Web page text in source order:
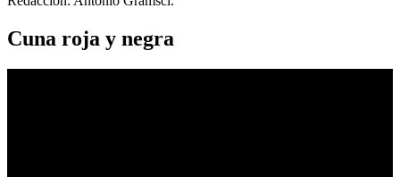
Cuna roja y negra